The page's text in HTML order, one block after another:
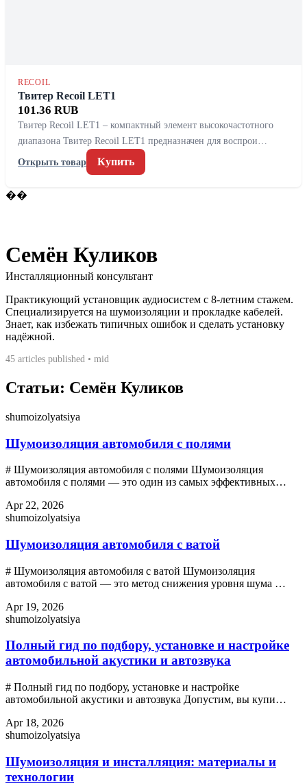
RECOIL
Твитер Recoil LET1
101.36 RUB
Твитер Recoil LET1 – компактный элемент высокочастотного
диапазона Твитер Recoil LET1 предназначен для воспрои…
Открыть товар
Купить
��
Семён Куликов
Инсталляционный консультант
Практикующий установщик аудиосистем с 8-летним стажем.
Специализируется на шумоизоляции и прокладке кабелей.
Знает, как избежать типичных ошибок и сделать установку
надёжной.
45 articles published • mid
Статьи: Семён Куликов
shumoizolyatsiya
Шумоизоляция автомобиля с полями
# Шумоизоляция автомобиля с полями Шумоизоляция
автомобиля с полями — это один из самых эффективных…
Apr 22, 2026
shumoizolyatsiya
Шумоизоляция автомобиля с ватой
# Шумоизоляция автомобиля с ватой Шумоизоляция
автомобиля с ватой — это метод снижения уровня шума …
Apr 19, 2026
shumoizolyatsiya
Полный гид по подбору, установке и настройке
автомобильной акустики и автозвука
# Полный гид по подбору, установке и настройке
автомобильной акустики и автозвука Допустим, вы купи…
Apr 18, 2026
shumoizolyatsiya
Шумоизоляция и инсталляция: материалы и
технологии